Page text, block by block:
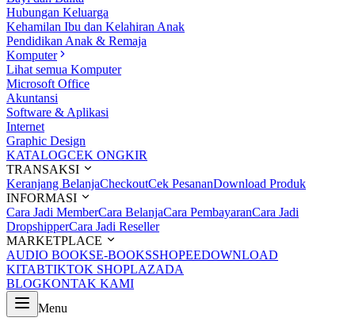
Hubungan Keluarga
Kehamilan Ibu dan Kelahiran Anak
Pendidikan Anak & Remaja
Komputer
Lihat semua Komputer
Microsoft Office
Akuntansi
Software & Aplikasi
Internet
Graphic Design
KATALOGCEK ONGKIR
TRANSAKSI
Keranjang BelanjaCheckoutCek PesananDownload Produk
INFORMASI
Cara Jadi MemberCara BelanjaCara PembayaranCara Jadi
DropshipperCara Jadi Reseller
MARKETPLACE
AUDIO BOOKSE-BOOKSSHOPEEDOWNLOAD
KITABTIKTOK SHOPLAZADA
BLOGKONTAK KAMI
Menu